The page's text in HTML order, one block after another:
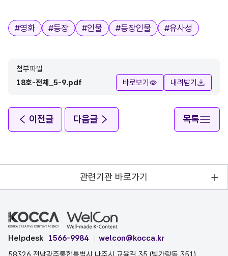
태그
#영화 #등장 #인물 #등장인물 #유사성
첨부파일
18호-전체_5-9.pdf
바로보기 내려받기
이전글 다음글 목록
관련기관 바로가기
Helpdesk 1566-9984
welcon@kocca.kr